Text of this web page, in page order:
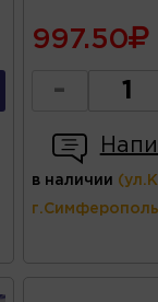
997.50
-
в наличии